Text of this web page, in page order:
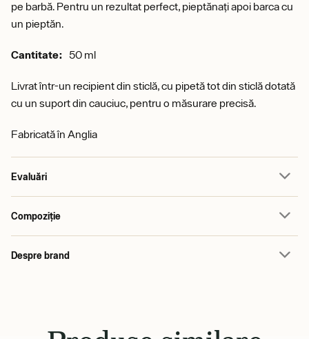
pe barbă. Pentru un rezultat perfect, pieptănați apoi barca cu
un pieptăn.
Cantitate: 50 ml
Livrat într-un recipient din sticlă, cu pipetă tot din sticlă dotată
cu un suport din cauciuc, pentru o măsurare precisă.
Fabricată în Anglia
Evaluări
Compoziție
Despre brand